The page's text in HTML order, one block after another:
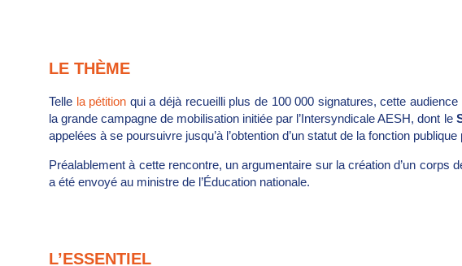
LE THÈME
Telle la pétition qui a déjà recueilli plus de 100 000 signatures, cette
la grande campagne de mobilisation initiée par l’Intersyndicale AESH, dont le
appelées à se poursuivre jusqu’à l’obtention d’un statut de la fonction
Préalablement à cette rencontre, un argumentaire sur la création d’un corps
a été envoyé au ministre de l’Éducation nationale.
L’ESSENTIEL